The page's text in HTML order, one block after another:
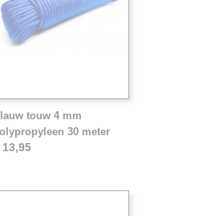
touw 4 mm
30 meter
13,95